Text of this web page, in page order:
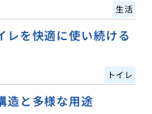
生活
レを快適に使い続ける
トイレ
造と多様な用途